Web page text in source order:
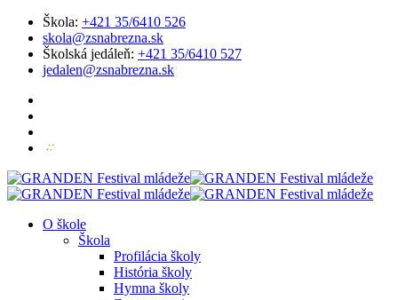
Škola: +421 35/6410 526
skola@zsnabrezna.sk
Školská jedáleň: +421 35/6410 527
jedalen@zsnabrezna.sk
O škole
Škola
Profilácia školy
História školy
Hymna školy